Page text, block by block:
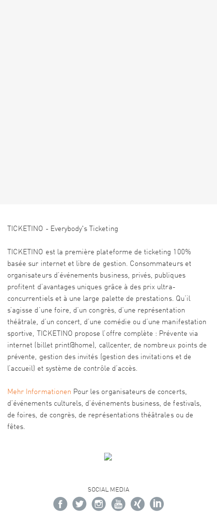
TICKETINO - Everybody's Ticketing
TICKETINO est la première plateforme de ticketing 100%
basée sur internet et libre de gestion. Consommateurs et
organisateurs d’événements business, privés, publiques
profitent d’avantages uniques grâce à des prix ultra-
concurrentiels et à une large palette de prestations. Qu’il
s’agisse d’une foire, d’un congrès, d’une représentation
théâtrale, d’un concert, d’une comédie ou d’une manifestation
sportive, TICKETINO propose l’offre complète : Prévente via
internet (billet print@home), callcenter, de nombreux points de
prévente, gestion des invités (gestion des invitations et de
l’accueil) et système de contrôle d’accès.
Mehr Informationen Pour les organisateurs de concerts,
d’événements culturels, d’événements business, de festivals,
de foires, de congrès, de représentations théâtrales ou de
fêtes.
SOCIAL MEDIA